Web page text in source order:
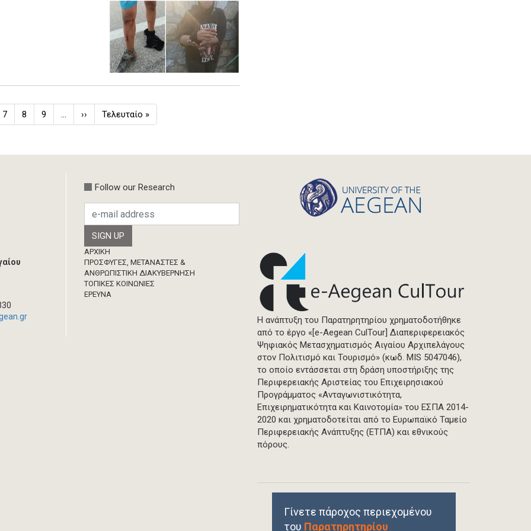
Σελίδα
7 Σελίδα
8 Σελίδα
9 …
Next
page
››
Last
page
Τελευταίο »
Follow our Research
Footer
ΑΡΧΙΚΗ
ΠΡΟΣΦΥΓΕΣ, ΜΕΤΑΝΑΣΤΕΣ &
ΑΝΘΡΩΠΙΣΤΙΚΗ ΔΙΑΚΥΒΕΡΝΗΣΗ
ΤΟΠΙΚΕΣ ΚΟΙΝΩΝΙΕΣ
ΈΡΕΥΝΑ
Η ανάπτυξη του Παρατηρητηρίου χρηματοδοτήθηκε
από το έργο «[e-Aegean CulTour] Διαπεριφερειακός
Ψηφιακός Μετασχηματισμός Αιγαίου Αρχιπελάγους
στον Πολιτισμό και Τουρισμό» (κωδ. MIS 5047046),
το οποίο εντάσσεται στη δράση υποστήριξης της
Περιφερειακής Αριστείας του Επιχειρησιακού
Προγράμματος «Ανταγωνιστικότητα,
Επιχειρηματικότητα και Καινοτομία» του ΕΣΠΑ 2014-
2020 και χρηματοδοτείται από το Ευρωπαϊκό Ταμείο
Περιφερειακής Ανάπτυξης (ΕΤΠΑ) και εθνικούς
πόρους.
Γίνετε πάροχος περιεχομένου
του Παρατηρητηρίου